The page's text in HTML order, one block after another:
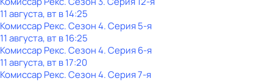
11 августа, вт в 14:25
Комиссар Рекс. Сезон 4. Серия 5-я
11 августа, вт в 16:25
Комиссар Рекс. Сезон 4. Серия 6-я
11 августа, вт в 17:20
Комиссар Рекс. Сезон 4. Серия 7-я